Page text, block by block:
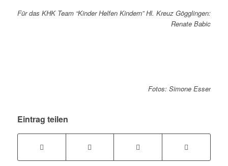
Für das KHK Team “Kinder Helfen Kindern” Hl. Kreuz Gögglingen:
Renate Babic
Fotos: Simone Esser
Eintrag teilen